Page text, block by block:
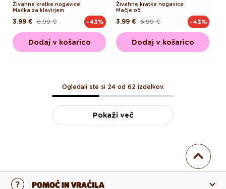
Živahne kratke nogavice
Mačka za klavirjem
Redna 6.99 €
Akcijska
3.99 € -43%
Dodaj v košarico
Živahne kratke nogavice
Mačje oči
Redna 6.99 €
Akcijska
3.99 € -43%
Dodaj v košarico
Ogledali ste si 24 od 62 izdelkov.
Pokaži več
POMOČ IN VRAČILA